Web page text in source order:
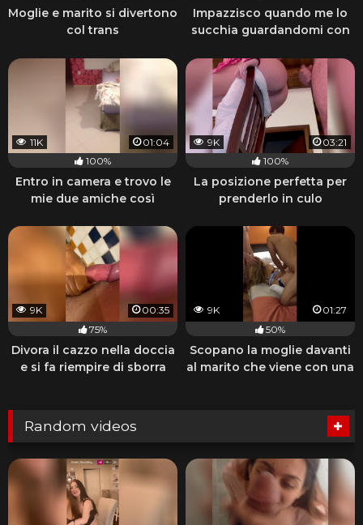
Moglie e marito si divertono
col trans
Impazzisco quando me lo
succhia guardandomi con
11K
01:04
100%
Entro in camera e trovo le
mie due amiche così
9K
03:21
100%
La posizione perfetta per
prenderlo in culo
9K
00:35
75%
Divora il cazzo nella doccia
e si fa riempire di sborra
9K
01:27
50%
Scopano la moglie davanti
al marito che viene con una
Random videos